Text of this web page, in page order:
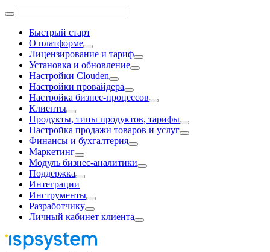
Быстрый старт
О платформе
Лицензирование и тариф
Установка и обновление
Настройки Clouden
Настройки провайдера
Настройка бизнес-процессов
Клиенты
Продукты, типы продуктов, тарифы
Настройка продажи товаров и услуг
Финансы и бухгалтерия
Маркетинг
Модуль бизнес-аналитики
Поддержка
Интеграции
Инструменты
Разработчику
Личный кабинет клиента